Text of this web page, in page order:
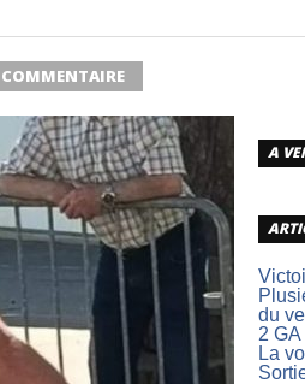
A
du
2
La